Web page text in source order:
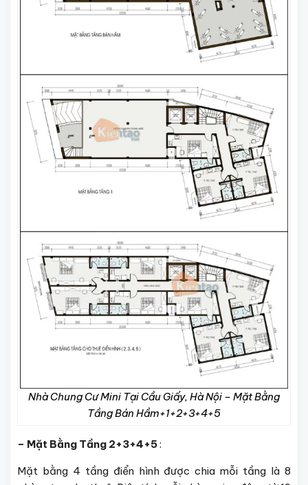
Nhà Chung Cư Mini Tại Cầu Giấy, Hà Nội – Mặt Bằng
Tầng Bán Hầm+1+2+3+4+5
– Mặt Bằng Tầng 2+3+4+5:
Mặt bằng 4 tầng điển hình được chia mỗi tầng là 8